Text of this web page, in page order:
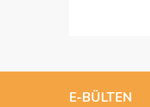
Ürün resmi
E-BÜLTEN